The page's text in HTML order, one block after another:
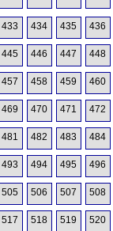
433 434 435 436
445 446 447 448
457 458 459 460
469 470 471 472
481 482 483 484
493 494 495 496
505 506 507 508
517 518 519 520